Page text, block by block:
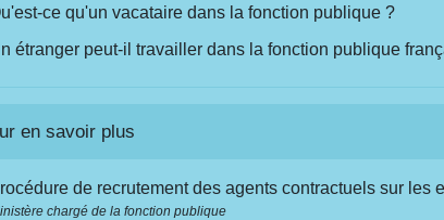
ce qu'un vacataire dans la fonction publique ?
étranger peut-il travailler dans la fonction publique
en savoir plus
de recrutement des agents contractuels sur
chargé de la fonction publique